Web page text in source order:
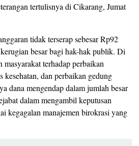
tertulisnya di Cikarang, Jumat
tidak terserap sebesar Rp92
besar bagi hak-hak publik. Di
masyarakat terhadap perbaikan
dan perbaikan gedung
dana mengendap dalam jumlah besar
dalam mengambil keputusan
kegagalan manajemen birokrasi yang